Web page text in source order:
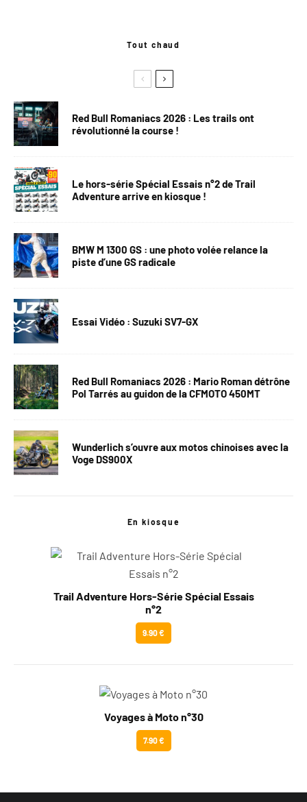
Tout chaud
Red Bull Romaniacs 2026 : Les trails ont
révolutionné la course !
Le hors-série Spécial Essais n°2 de Trail
Adventure arrive en kiosque !
BMW M 1300 GS : une photo volée relance la
piste d’une GS radicale
Essai Vidéo : Suzuki SV7-GX
Red Bull Romaniacs 2026 : Mario Roman détrône
Pol Tarrés au guidon de la CFMOTO 450MT
Wunderlich s’ouvre aux motos chinoises avec la
Voge DS900X
En kiosque
Trail Adventure Hors-Série Spécial Essais
n°2
9.90 €
Voyages à Moto n°30
7.90 €